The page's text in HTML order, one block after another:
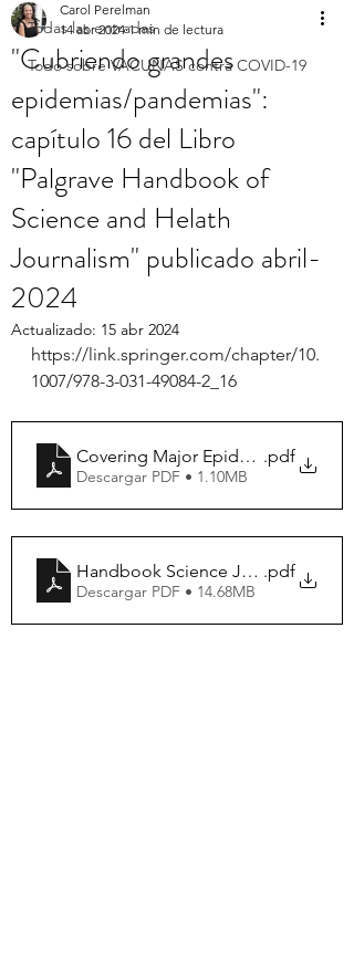
Todas las entradas
Todo sobre VACUNAS contra COVID-19
"Cubriendo grandes
epidemias/pandemias":
capítulo 16 del Libro
"Palgrave Handbook of
Science and Helath
Journalism" publicado abril-
2024
Carol Perelman
14 abr 2024 1 min de lectura
Actualizado: 15 abr 2024
https://link.springer.com/chapter/10.
1007/978-3-031-49084-2_16
Covering Major Epidemics
.pdf
Descargar PDF • 1.10MB
Handbook Science Journalism
.pdf
Descargar PDF • 14.68MB